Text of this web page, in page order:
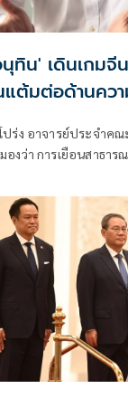
ทิน' เดินเกมจี
แต้มต่อด้านคว
ร่ง อาจารย์ประจำคณ
องว่า การเยือนสาธา